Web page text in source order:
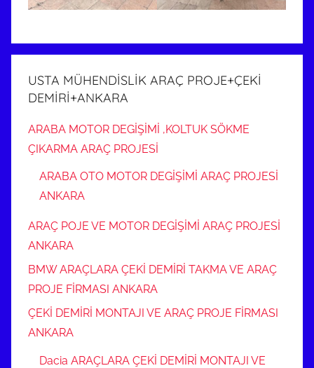
USTA MÜHENDİSLİK ARAÇ PROJE+ÇEKİ
DEMİRİ+ANKARA
ARABA MOTOR DEGİŞİMİ ,KOLTUK SÖKME
ÇIKARMA ARAÇ PROJESİ
ARABA OTO MOTOR DEGİŞİMİ ARAÇ PROJESİ
ANKARA
ARAÇ POJE VE MOTOR DEGİŞİMİ ARAÇ PROJESİ
ANKARA
BMW ARAÇLARA ÇEKİ DEMİRİ TAKMA VE ARAÇ
PROJE FİRMASI ANKARA
ÇEKİ DEMİRİ MONTAJI VE ARAÇ PROJE FİRMASI
ANKARA
Dacia ARAÇLARA ÇEKİ DEMİRİ MONTAJI VE